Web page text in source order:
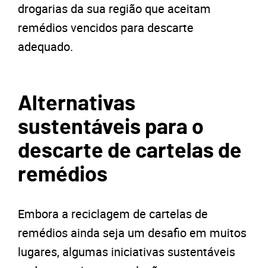
drogarias da sua região que aceitam
remédios vencidos para descarte
adequado.
Alternativas
sustentáveis para o
descarte de cartelas de
remédios
Embora a reciclagem de cartelas de
remédios ainda seja um desafio em muitos
lugares, algumas iniciativas sustentáveis